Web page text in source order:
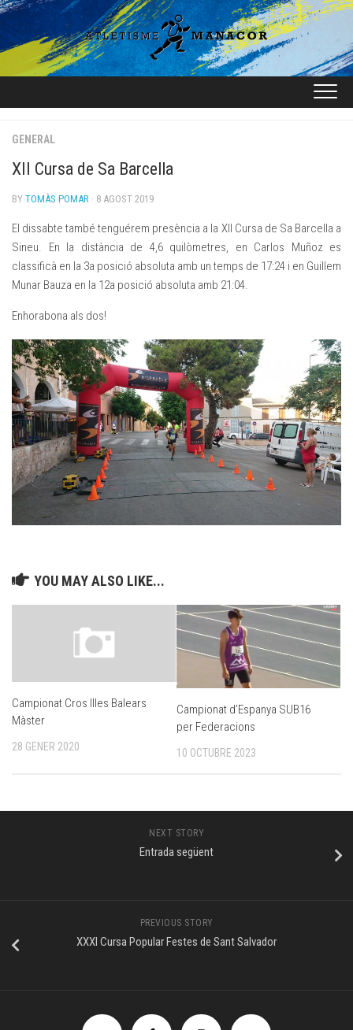
Skip
to
content
GENERAL
XII Cursa de Sa Barcella
BY TOMÀS POMAR · 8 AGOST 2019
El dissabte també tenguérem presència a la XII Cursa de Sa Barcella a
Sineu. En la distància de 4,6 quilòmetres, en Carlos Muñoz es
classificà en la 3a posició absoluta amb un temps de 17:24 i en Guillem
Munar Bauza en la 12a posició absoluta amb 21:04.
Enhorabona als dos!
YOU MAY ALSO LIKE...
Campionat Cros Illes Balears
Màster
28 GENER 2020
Campionat d’Espanya SUB16
per Federacions
10 OCTUBRE 2023
NEXT STORY
Entrada següent
PREVIOUS STORY
XXXI Cursa Popular Festes de Sant Salvador